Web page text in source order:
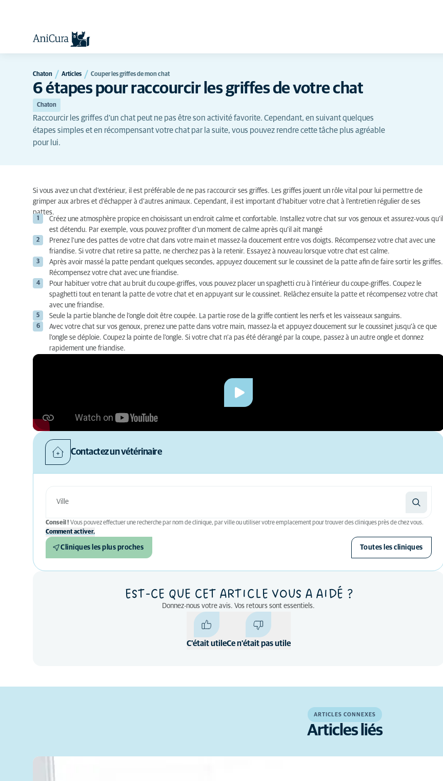
Chaton Articles Couper les griffes de mon chat
6 étapes pour raccourcir les griffes de votre chat
Chaton
Raccourcir les griffes d'un chat peut ne pas être son activité favorite. Cependant, en suivant quelques
étapes simples et en récompensant votre chat par la suite, vous pouvez rendre cette tâche plus agréable
pour lui.
Si vous avez un chat d'extérieur, il est préférable de ne pas raccourcir ses griffes. Les griffes jouent un rôle vital pour lui permettre de
grimper aux arbres et d'échapper à d'autres animaux. Cependant, il est important d'habituer votre chat à l'entretien régulier de ses
pattes.
Créez une atmosphère propice en choisissant un endroit calme et confortable. Installez votre chat sur vos genoux et assurez-vous qu’il
est détendu. Par exemple, vous pouvez profiter d’un moment de calme après qu’il ait mangé
Prenez l’une des pattes de votre chat dans votre main et massez-la doucement entre vos doigts. Récompensez votre chat avec une
friandise. Si votre chat retire sa patte, ne cherchez pas à la retenir. Essayez à nouveau lorsque votre chat est calme.
Après avoir massé la patte pendant quelques secondes, appuyez doucement sur le coussinet de la patte afin de faire sortir les griffes.
Récompensez votre chat avec une friandise.
Pour habituer votre chat au bruit du coupe-griffes, vous pouvez placer un spaghetti cru à l’intérieur du coupe-griffes. Coupez le
spaghetti tout en tenant la patte de votre chat et en appuyant sur le coussinet. Relâchez ensuite la patte et récompensez votre chat
avec une friandise.
Seule la partie blanche de l’ongle doit être coupée. La partie rose de la griffe contient les nerfs et les vaisseaux sanguins.
Avec votre chat sur vos genoux, prenez une patte dans votre main, massez-la et appuyez doucement sur le coussinet jusqu’à ce que
l’ongle se déploie. Coupez la pointe de l’ongle. Si votre chat n’a pas été dérangé par la coupe, passez à un autre ongle et donnez
rapidement une friandise.
Contactez un vétérinaire
Conseil ! Vous pouvez effectuer une recherche par nom de clinique, par ville ou utiliser votre emplacement pour trouver des cliniques près de chez vous.
Comment activer.
Cliniques les plus proches Toutes les cliniques
EST-CE QUE CET ARTICLE VOUS A AIDÉ ?
Donnez-nous votre avis. Vos retours sont essentiels.
C'était utileCe n'était pas utile
ARTICLES CONNEXES
Articles liés